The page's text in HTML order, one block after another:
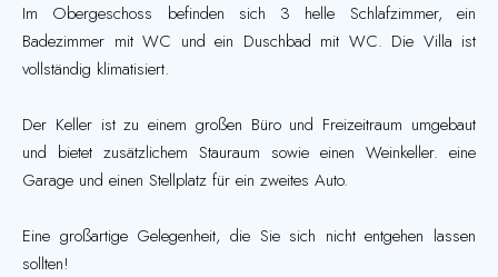
Im Obergeschoss befinden sich 3 helle Schlafzimmer, ein
Badezimmer mit WC und ein Duschbad mit WC. Die Villa ist
vollständig klimatisiert.
Der Keller ist zu einem großen Büro und Freizeitraum umgebaut
und bietet zusätzlichem Stauraum sowie einen Weinkeller. eine
Garage und einen Stellplatz für ein zweites Auto.
Eine großartige Gelegenheit, die Sie sich nicht entgehen lassen
sollten!